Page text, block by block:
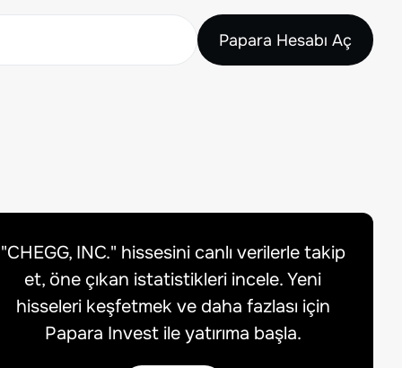
Papara Hesabı Aç
"CHEGG, INC." hissesini canlı verilerle takip
et, öne çıkan istatistikleri incele. Yeni
hisseleri keşfetmek ve daha fazlası için
Papara Invest ile yatırıma başla.